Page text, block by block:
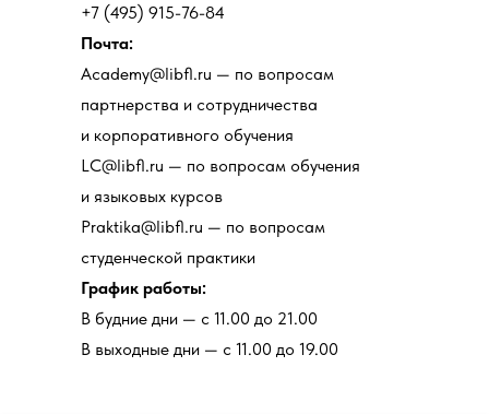
+7 (495) 915-76-84
Почта:
Academy@libfl.ru — по вопросам
партнерства и сотрудничества
и корпоративного обучения
LC@libfl.ru — по вопросам обучения
и языковых курсов
Praktika@libfl.ru — по вопросам
студенческой практики
График работы:
В будние дни — с 11.00 до 21.00
В выходные дни — с 11.00 до 19.00